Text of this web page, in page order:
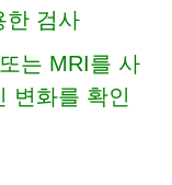
한 검사
는 MRI를 사
변화를 확인